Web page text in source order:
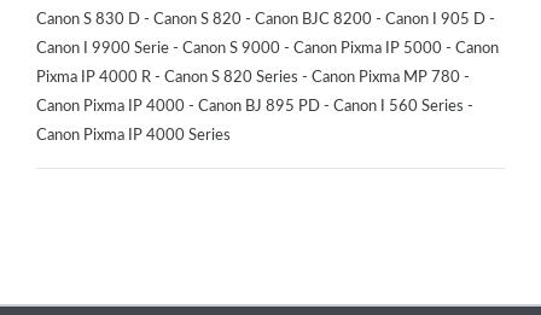
Canon S 830 D - Canon S 820 - Canon BJC 8200 - Canon I 905 D -
Canon I 9900 Serie - Canon S 9000 - Canon Pixma IP 5000 - Canon
Pixma IP 4000 R - Canon S 820 Series - Canon Pixma MP 780 -
Canon Pixma IP 4000 - Canon BJ 895 PD - Canon I 560 Series -
Canon Pixma IP 4000 Series